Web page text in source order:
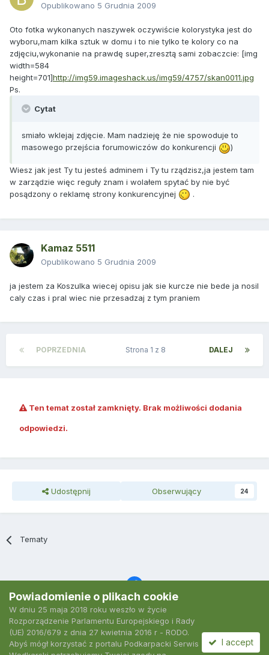
Opublikowano 5 Grudnia 2009
Oto fotka wykonanych naszywek oczywiście kolorystyka jest do
wyboru,mam kilka sztuk w domu i to nie tylko te kolory co na
zdjęciu,wykonanie na prawdę super,zresztą sami zobaczcie: [img
width=584
height=701]http://img59.imageshack.us/img59/4757/skan0011.jpg
Ps.
Cytat
smiało wklejaj zdjęcie. Mam nadzieję że nie spowoduje to
masowego przejścia forumowiczów do konkurencji
)
Wiesz jak jest Ty tu jesteś adminem i Ty tu rządzisz,ja jestem tam
w zarządzie więc reguły znam i wolałem spytać by nie być
posądzony o reklamę strony konkurencyjnej
.
Kamaz 5511
Opublikowano 5 Grudnia 2009
ja jestem za Koszulka wiecej opisu jak sie kurcze nie bede ja nosil
caly czas i pral wiec nie przesadzaj z tym praniem
POPRZEDNIA DALEJ
Strona 1 z 8
Ten temat został zamknięty. Brak możliwości dodania
odpowiedzi.
Udostępnij Obserwujący 24
Tematy
Język Polityka prywatności Kontakt
2007-2026 Podkarpacki Serwis Wędkarski
Powiadomienie o plikach cookie
W dniu 25 maja 2018 roku weszło w życie
Rozporządzenie Parlamentu Europejskiego i Rady
(UE) 2016/679 z dnia 27 kwietnia 2016 r - RODO.
Abyś mógł korzystać z portalu Podkarpacki Serwis
I accept